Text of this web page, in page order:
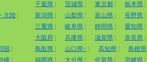
千葉県 茨城県 東京都 栃木県
北陸
新潟県 山梨県 富山県 長野県
三重県 岐阜県 静岡県 愛知県
大阪府 兵庫県 滋賀県 奈良県
国
鳥取県 山口県< 高知県 島根県
縄
福岡県 大分県 佐賀県 宮崎県